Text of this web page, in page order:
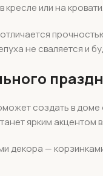
кресле или на
не сваляется и
создать в
ярким
декора —